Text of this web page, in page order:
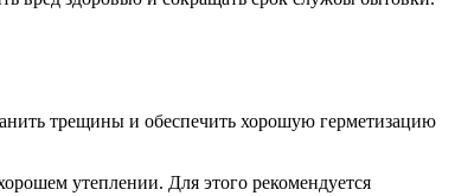
трещины и обеспечить хорошую герметизацию
утеплении. Для этого рекомендуется